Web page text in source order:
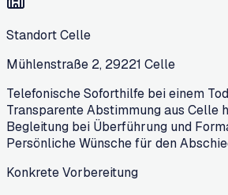
Standort Celle
Mühlenstraße 2, 29221 Celle
Telefonische Soforthilfe bei einem
Transparente Abstimmung aus Celle
Begleitung bei Überführung und
Persönliche Wünsche für den
Konkrete Vorbereitung